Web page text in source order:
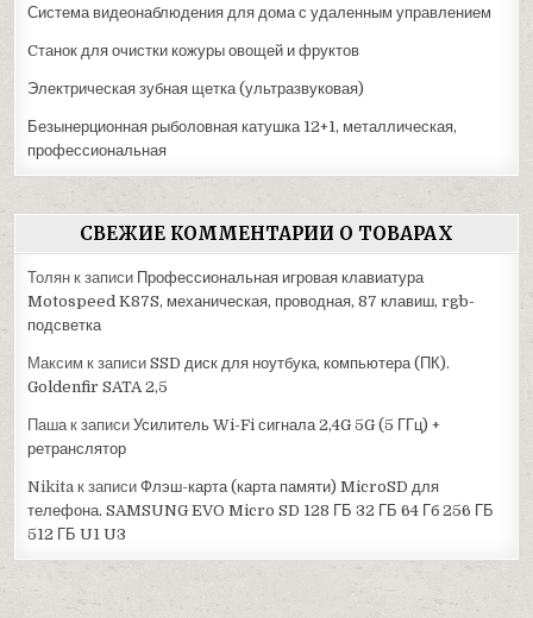
Система видеонаблюдения для дома с удаленным управлением
Cтанок для очистки кожуры овощей и фруктов
Электрическая зубная щетка (ультразвуковая)
Безынерционная рыболовная катушка 12+1, металлическая,
профессиональная
СВЕЖИЕ КОММЕНТАРИИ О ТОВАРАХ
Толян к записи Профессиональная игровая клавиатура
Motospeed K87S, механическая, проводная, 87 клавиш, rgb-
подсветка
Максим к записиSSD диск для ноутбука, компьютера (ПК).
Goldenfir SATA 2,5
Паша к записиУсилитель Wi-Fi сигнала 2,4G 5G (5 ГГц) +
ретранслятор
Nikita к записиФлэш-карта (карта памяти) MicroSD для
телефона. SAMSUNG EVO Micro SD 128 ГБ 32 ГБ 64 Гб 256 ГБ
512 ГБ U1 U3